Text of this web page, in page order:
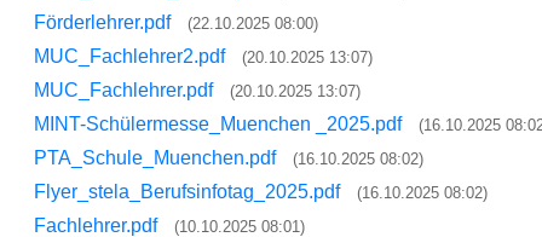
Förderlehrer.pdf (22.10.2025 08:00)
MUC_Fachlehrer2.pdf (20.10.2025 13:07)
MUC_Fachlehrer.pdf (20.10.2025 13:07)
MINT-Schülermesse_Muenchen _2025.pdf (16.10.2025
PTA_Schule_Muenchen.pdf (16.10.2025 08:02)
Flyer_stela_Berufsinfotag_2025.pdf (16.10.2025 08:02)
Fachlehrer.pdf (10.10.2025 08:01)